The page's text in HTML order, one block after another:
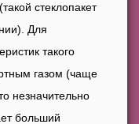
стеклопакет
Для
такого
газом (чаще
незначительно
больший